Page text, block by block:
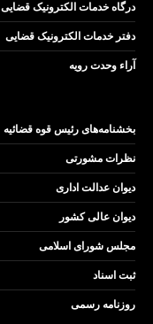
درگاه خدمات الکترونیک قضایی
دفتر خدمات الکترونیک قضایی
آراء وحدت رویه
بخشنامه‌های رئیس قوه قضائیه
نظرات مشورتی
دیوان عدالت اداری
دیوان عالی کشور
مجلس شورای اسلامی
ثبت اسناد
روزنامه رسمی